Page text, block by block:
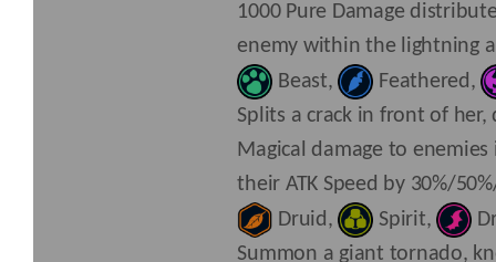
1000 Pure Damage
enemy within the lightning
Beast, Feathered,
Splits a crack in front of
Magical damage to
their ATK Speed by 30%/
Druid, Spirit,
Summon a giant tornado,